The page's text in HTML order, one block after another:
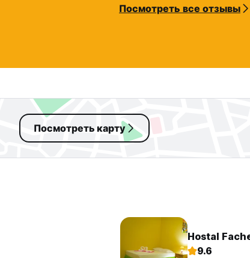
Посмотреть все отзывы
Посмотреть карту
Hostal
9.6